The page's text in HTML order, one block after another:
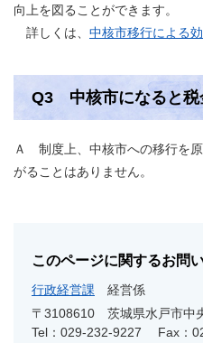
向上を図ることができます。
詳しくは、 中核市移行による
Q3 中核市になると税
Ａ 制度上、中核市への移行を
がることはありません。
このページに関するお問
行政経営課
経営係
〒3108610
茨城県水戸市中
Tel：029-232-9227
Fax：